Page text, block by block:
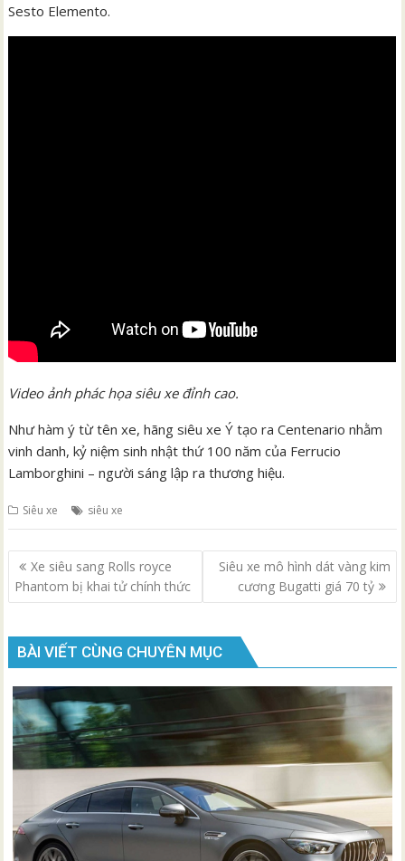
Sesto Elemento.
Video ảnh phác họa siêu xe đỉnh cao.
Như hàm ý từ tên xe, hãng siêu xe Ý tạo ra Centenario nhằm
vinh danh, kỷ niệm sinh nhật thứ 100 năm của Ferrucio
Lamborghini – người sáng lập ra thương hiệu.
Siêu xe siêu xe
Điều
hướng
bài
viết
Xe siêu sang Rolls royce
Phantom bị khai tử chính thức
Siêu xe mô hình dát vàng kim
cương Bugatti giá 70 tỷ
BÀI VIẾT CÙNG CHUYÊN MỤC